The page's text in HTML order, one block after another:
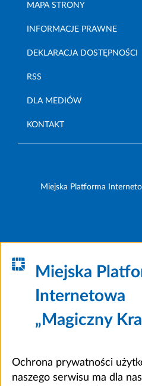
MAPA STRONY
INFORMACJE PRAWNE
DEKLARACJA DOSTĘPNOŚCI
RSS
DLA MEDIÓW
KONTAKT
Miejska Platforma
Miejska
Internetowa
„Magiczny
Ochrona prywatności
naszego serwisu ma dla